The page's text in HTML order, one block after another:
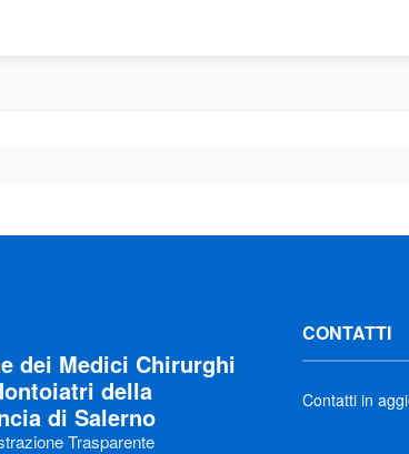
dei Medici Chirurghi
della
di Salerno
Trasparente
CONTATTI
Contatti in